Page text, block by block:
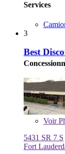
Services
3
Best
Voir
5431 SR 7 S
Fort